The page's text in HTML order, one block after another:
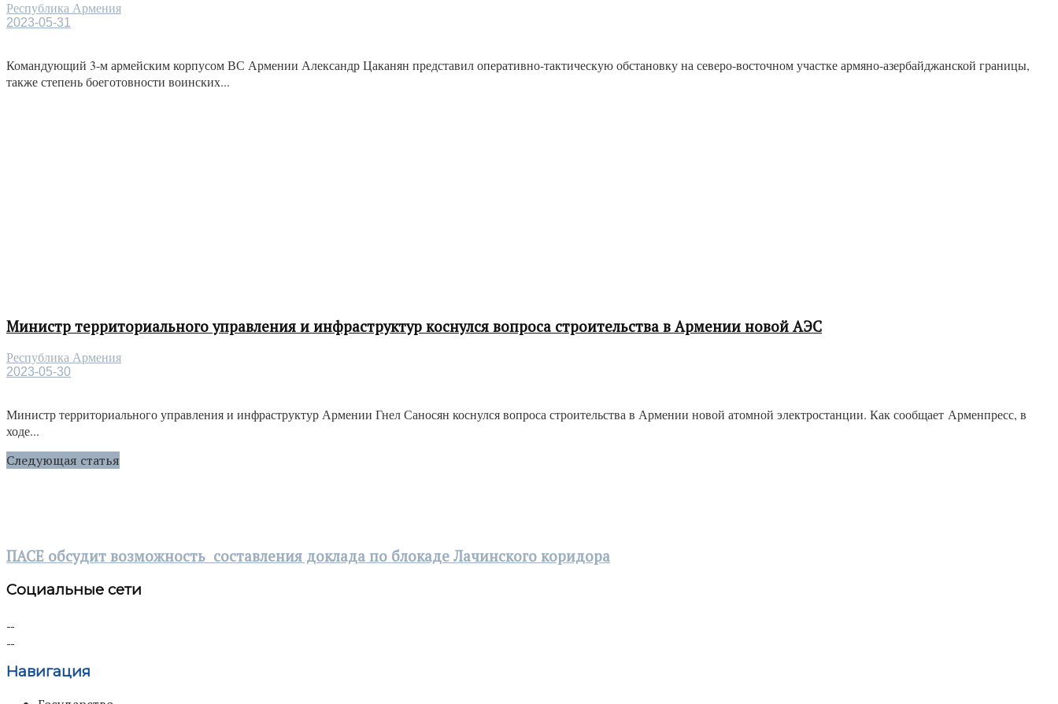
Республика Армения
2023-05-31
Командующий 3-м армейским корпусом ВС Армении Александр Цаканян представил оперативно-тактическую обстановку на северо-восточном участке армяно-азербайджанской границы,
также степень боеготовности воинских...
Министр территориального управления и инфраструктур коснулся вопроса строительства в Армении новой АЭС
Республика Армения
2023-05-30
Министр территориального управления и инфраструктур Армении Гнел Саносян коснулся вопроса строительства в Армении новой атомной электростанции. Как сообщает Арменпресс, в
ходе...
Следующая статья
ПАСЕ обсудит возможность составления доклада по блокаде Лачинского коридора
Социальные сети
Навигация